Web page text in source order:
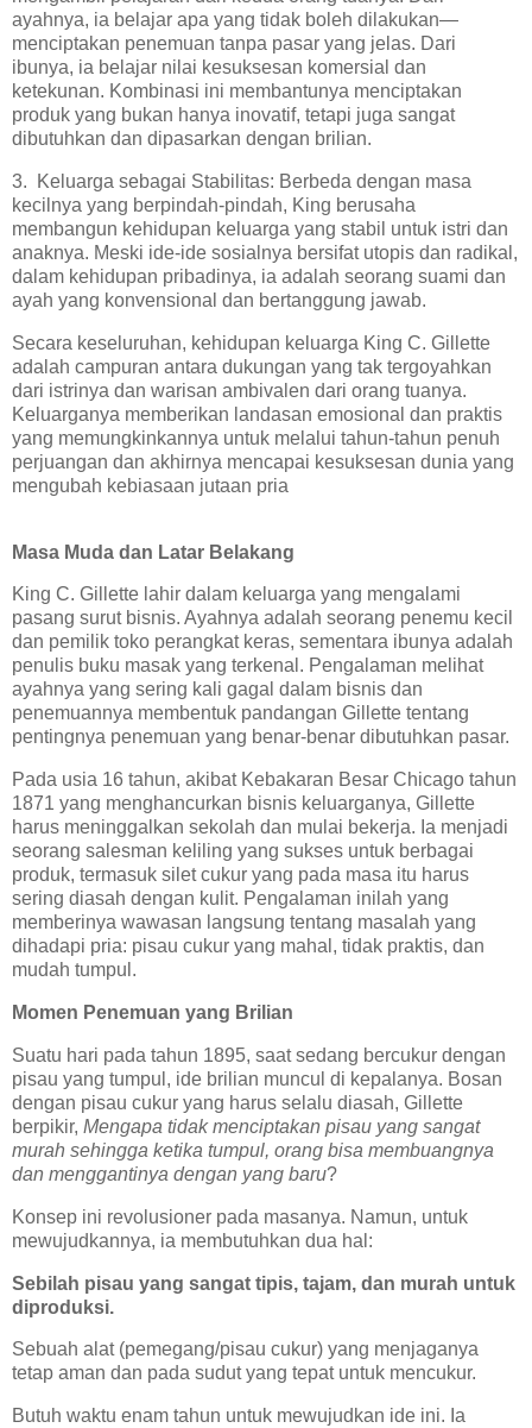
ayahnya, ia belajar apa yang tidak boleh dilakukan—
menciptakan penemuan tanpa pasar yang jelas. Dari
ibunya, ia belajar nilai kesuksesan komersial dan
ketekunan. Kombinasi ini membantunya menciptakan
produk yang bukan hanya inovatif, tetapi juga sangat
dibutuhkan dan dipasarkan dengan brilian.
3. Keluarga sebagai Stabilitas: Berbeda dengan masa
kecilnya yang berpindah-pindah, King berusaha
membangun kehidupan keluarga yang stabil untuk istri dan
anaknya. Meski ide-ide sosialnya bersifat utopis dan radikal,
dalam kehidupan pribadinya, ia adalah seorang suami dan
ayah yang konvensional dan bertanggung jawab.
Secara keseluruhan, kehidupan keluarga King C. Gillette
adalah campuran antara dukungan yang tak tergoyahkan
dari istrinya dan warisan ambivalen dari orang tuanya.
Keluarganya memberikan landasan emosional dan praktis
yang memungkinkannya untuk melalui tahun-tahun penuh
perjuangan dan akhirnya mencapai kesuksesan dunia yang
mengubah kebiasaan jutaan pria
Masa Muda dan Latar Belakang
King C. Gillette lahir dalam keluarga yang mengalami
pasang surut bisnis. Ayahnya adalah seorang penemu kecil
dan pemilik toko perangkat keras, sementara ibunya adalah
penulis buku masak yang terkenal. Pengalaman melihat
ayahnya yang sering kali gagal dalam bisnis dan
penemuannya membentuk pandangan Gillette tentang
pentingnya penemuan yang benar-benar dibutuhkan pasar.
Pada usia 16 tahun, akibat Kebakaran Besar Chicago tahun
1871 yang menghancurkan bisnis keluarganya, Gillette
harus meninggalkan sekolah dan mulai bekerja. Ia menjadi
seorang salesman keliling yang sukses untuk berbagai
produk, termasuk silet cukur yang pada masa itu harus
sering diasah dengan kulit. Pengalaman inilah yang
memberinya wawasan langsung tentang masalah yang
dihadapi pria: pisau cukur yang mahal, tidak praktis, dan
mudah tumpul.
Momen Penemuan yang Brilian
Suatu hari pada tahun 1895, saat sedang bercukur dengan
pisau yang tumpul, ide brilian muncul di kepalanya. Bosan
dengan pisau cukur yang harus selalu diasah, Gillette
berpikir, Mengapa tidak menciptakan pisau yang sangat
murah sehingga ketika tumpul, orang bisa membuangnya
dan menggantinya dengan yang baru?
Konsep ini revolusioner pada masanya. Namun, untuk
mewujudkannya, ia membutuhkan dua hal:
Sebilah pisau yang sangat tipis, tajam, dan murah untuk
diproduksi.
Sebuah alat (pemegang/pisau cukur) yang menjaganya
tetap aman dan pada sudut yang tepat untuk mencukur.
Butuh waktu enam tahun untuk mewujudkan ide ini. Ia